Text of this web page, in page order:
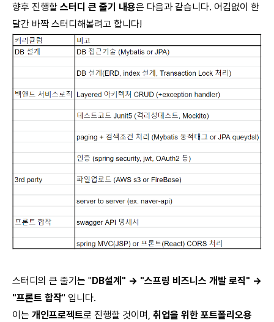
향후 진행할 스터디 큰 줄기 내용은 다음과 같습니다. 어김없이 한
달간 바짝 스터디해볼려고 합니다!
스터디의 큰 줄기는 " DB설계" -> "스프링 비즈니스 개발 로직" ->
"프론트 합작" 입니다.
이는 개인프로젝트로 진행할 것이며, 취업을 위한 포트폴리오용